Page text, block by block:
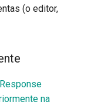
(o editor,
na